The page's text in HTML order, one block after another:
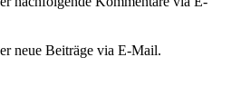
neue Beiträge via E-Mail.